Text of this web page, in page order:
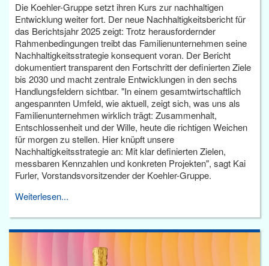
Die Koehler-Gruppe setzt ihren Kurs zur nachhaltigen
Entwicklung weiter fort. Der neue Nachhaltigkeitsbericht für
das Berichtsjahr 2025 zeigt: Trotz herausfordernder
Rahmenbedingungen treibt das Familienunternehmen seine
Nachhaltigkeitsstrategie konsequent voran. Der Bericht
dokumentiert transparent den Fortschritt der definierten Ziele
bis 2030 und macht zentrale Entwicklungen in den sechs
Handlungsfeldern sichtbar. "In einem gesamtwirtschaftlich
angespannten Umfeld, wie aktuell, zeigt sich, was uns als
Familienunternehmen wirklich trägt: Zusammenhalt,
Entschlossenheit und der Wille, heute die richtigen Weichen
für morgen zu stellen. Hier knüpft unsere
Nachhaltigkeitsstrategie an: Mit klar definierten Zielen,
messbaren Kennzahlen und konkreten Projekten", sagt Kai
Furler, Vorstandsvorsitzender der Koehler-Gruppe.
Weiterlesen...